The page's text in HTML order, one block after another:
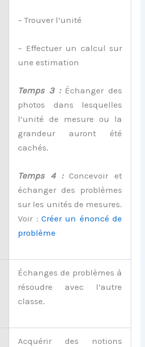
– Trouver l’unité
– Effectuer un calcul sur
une estimation
Temps 3 :Échanger des
photos dans lesquelles
l’unité de mesure ou la
grandeur auront été
cachés.
Temps 4 :Concevoir et
échanger des problèmes
sur les unités de mesures.
Voir : Créer un énoncé de
problème
Échanges de problèmes à
résoudre avec l’autre
classe.
Acquérir des notions